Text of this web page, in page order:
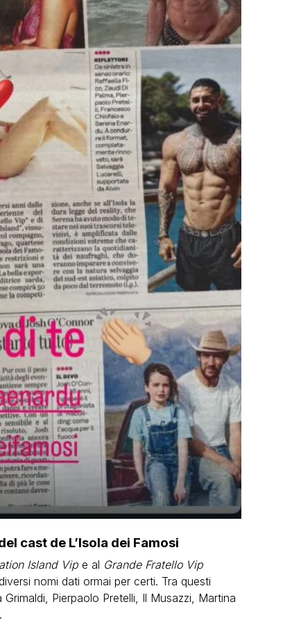
cast de L’Isola dei Famosi
Island Vipe al Grande Fratello Vip
nomi dati ormai per certi. Tra questi
Pierpaolo Pretelli, Il Musazzi, Martina